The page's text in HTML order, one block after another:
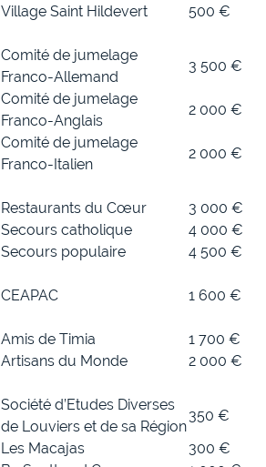
Village Saint Hildevert 500 €
Comité de jumelage
Franco-Allemand
3 500 €
Comité de jumelage
Franco-Anglais
2 000 €
Comité de jumelage
Franco-Italien
2 000 €
Restaurants du Cœur 3 000 €
Secours catholique
4 000 €
Secours populaire
4 500 €
CEAPAC 1 600 €
Amis de Timia 1 700 €
Artisans du Monde
2 000 €
Société d’Etudes Diverses
de Louviers et de sa Région
350 €
Les Macajas
300 €